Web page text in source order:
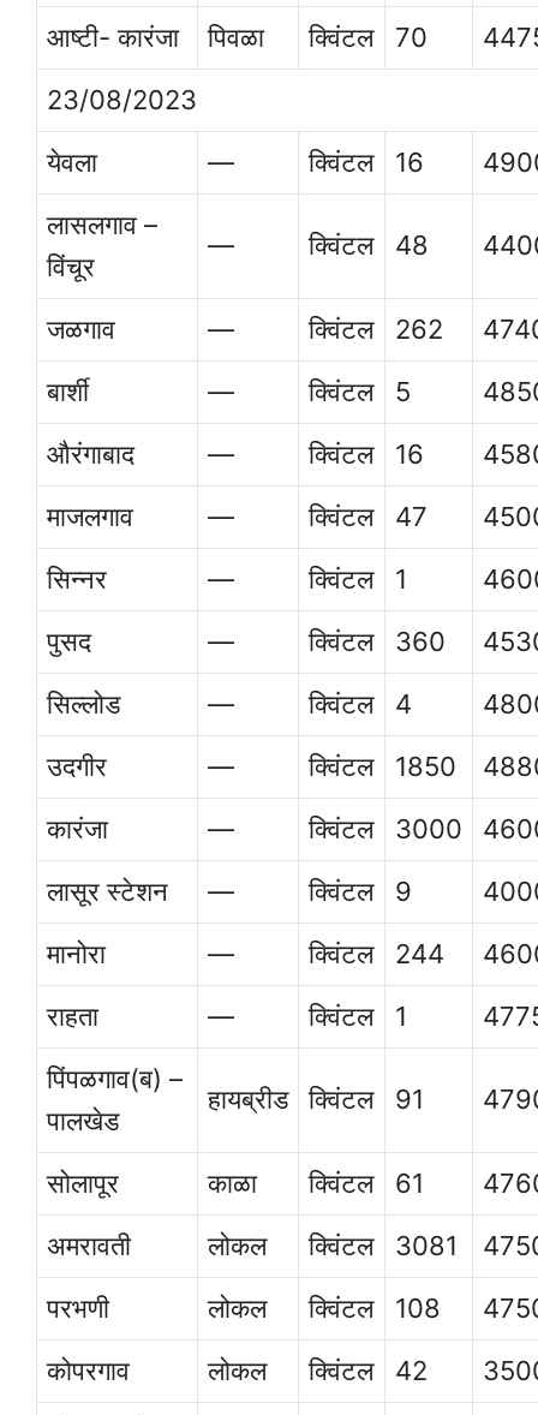
आष्टी- कारंजा पिवळा क्विंटल 70
23/08/2023
येवला
— क्विंटल 16
लासलगाव –
विंचूर
— क्विंटल 48
जळगाव — क्विंटल 262
बार्शी
— क्विंटल 5
औरंगाबाद
— क्विंटल 16
माजलगाव
— क्विंटल 47
सिन्नर
— क्विंटल 1
पुसद
— क्विंटल 360
सिल्लोड
— क्विंटल 4
उदगीर
— क्विंटल 1850
कारंजा
— क्विंटल 3000
लासूर स्टेशन
— क्विंटल 9
मानोरा
— क्विंटल 244
राहता
— क्विंटल 1
पिंपळगाव(ब) –
पालखेड
हायब्रीड क्विंटल 91
सोलापूर काळा क्विंटल 61
अमरावती
लोकल क्विंटल 3081
परभणी
लोकल क्विंटल 108
कोपरगाव
लोकल क्विंटल 42